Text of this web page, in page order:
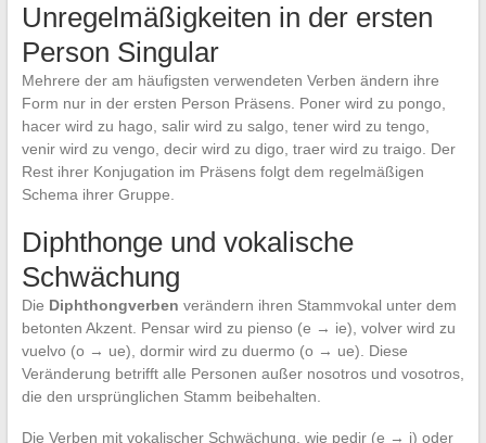
Unregelmäßigkeiten in der ersten
Person Singular
Mehrere der am häufigsten verwendeten Verben ändern ihre
Form nur in der ersten Person Präsens. Poner wird zu pongo,
hacer wird zu hago, salir wird zu salgo, tener wird zu tengo,
venir wird zu vengo, decir wird zu digo, traer wird zu traigo. Der
Rest ihrer Konjugation im Präsens folgt dem regelmäßigen
Schema ihrer Gruppe.
Diphthonge und vokalische
Schwächung
Die Diphthongverben verändern ihren Stammvokal unter dem
betonten Akzent. Pensar wird zu pienso (e → ie), volver wird zu
vuelvo (o → ue), dormir wird zu duermo (o → ue). Diese
Veränderung betrifft alle Personen außer nosotros und vosotros,
die den ursprünglichen Stamm beibehalten.
Die Verben mit vokalischer Schwächung, wie pedir (e → i) oder